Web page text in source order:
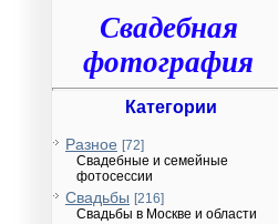
Свадебная
фотография
Категории
Разное [72]
Свадебные и семейные
фотосессии
Свадьбы [216]
Свадьбы в Москве и области